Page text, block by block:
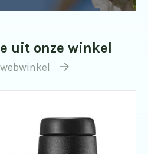
uit onze winkel